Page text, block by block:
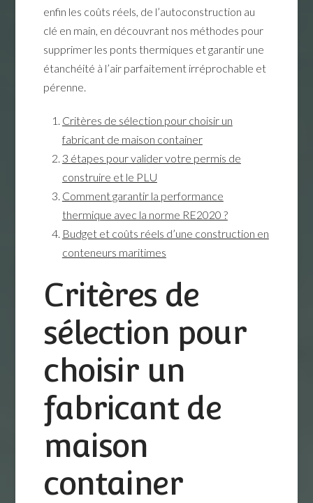
enfin les coûts réels, de l’autoconstruction au
clé en main, en découvrant nos méthodes pour
supprimer les ponts thermiques et garantir une
étanchéité à l’air parfaitement irréprochable et
pérenne.
Critères de sélection pour choisir un
fabricant de maison container
3 étapes pour valider votre permis de
construire et le PLU
Comment garantir la performance
thermique avec la norme RE2020 ?
Budget et coûts réels d’une construction en
conteneurs maritimes
Critères de
sélection pour
choisir un
fabricant de
maison
container